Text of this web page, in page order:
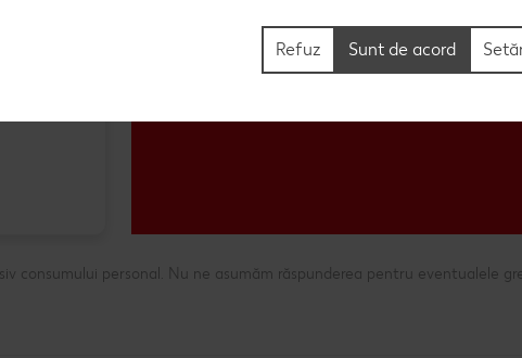
Vezi toate ofertele
personal. Nu ne asumăm răspunderea pentru eventualele
Refuz Sunt de acord